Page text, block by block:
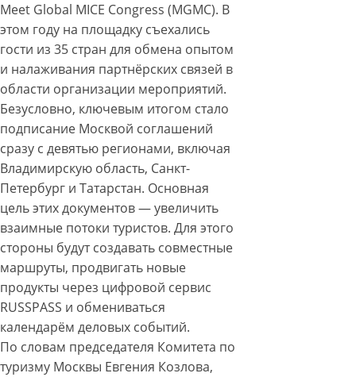
Meet Global MICE Congress (MGMC). В
этом году на площадку съехались
гости из 35 стран для обмена опытом
и налаживания партнёрских связей в
области организации мероприятий.
Безусловно, ключевым итогом стало
подписание Москвой соглашений
сразу с девятью регионами, включая
Владимирскую область, Санкт-
Петербург и Татарстан. Основная
цель этих документов — увеличить
взаимные потоки туристов. Для этого
стороны будут создавать совместные
маршруты, продвигать новые
продукты через цифровой сервис
RUSSPASS и обмениваться
календарём деловых событий.
По словам председателя Комитета по
туризму Москвы Евгения Козлова,